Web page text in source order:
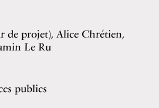
de projet), Alice Chrétien,
Le Ru
publics